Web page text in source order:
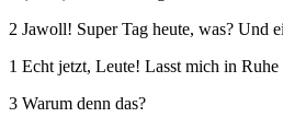
2 Jawoll! Super Tag heute, was? Und
1 Echt jetzt, Leute! Lasst mich in
3 Warum denn das?